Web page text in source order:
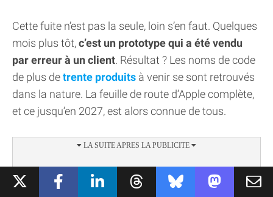
Cette fuite n’est pas la seule, loin s’en faut. Quelques
mois plus tôt,c’est un prototype qui a été vendu
par erreur à un client. Résultat ? Les noms de code
de plus detrente produits à venir se sont retrouvés
dans la nature. La feuille de route d’Apple complète,
et ce jusqu’en 2027, est alors connue de tous.